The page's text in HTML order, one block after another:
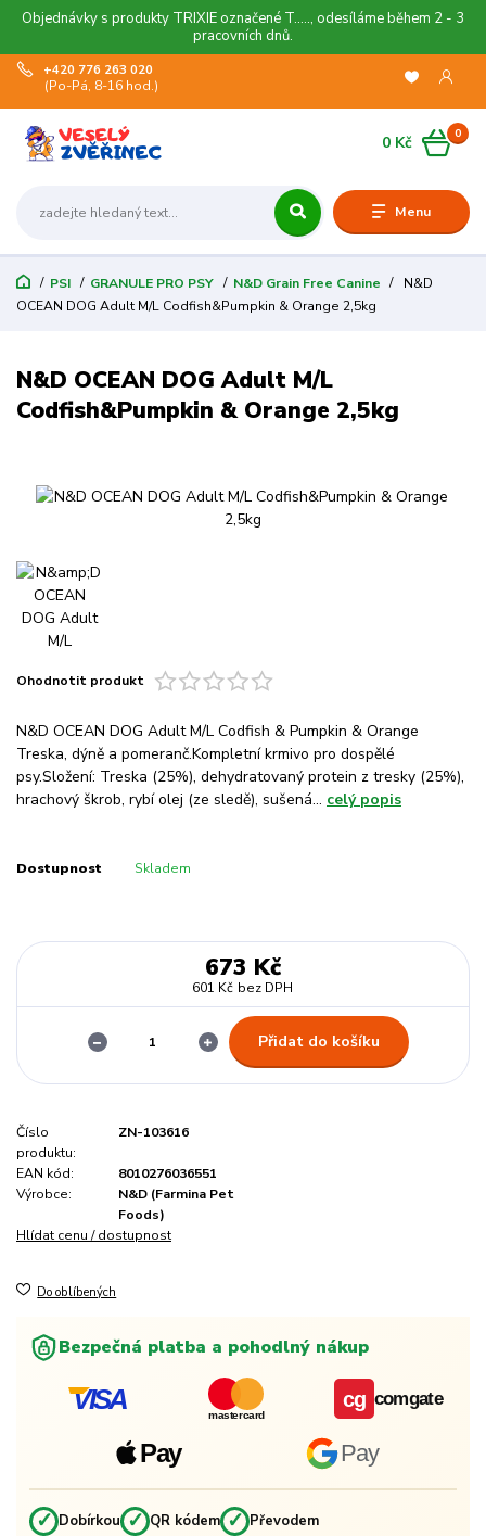
Objednávky s produkty TRIXIE označené T....., odesíláme během 2 - 3
pracovních dnů.
Menu
+420 776 263 020
(Po-Pá, 8-16 hod.)
0
0 Kč
PSI GRANULE PRO PSY N&D Grain Free Canine
N&D
OCEAN DOG Adult M/L Codfish&Pumpkin & Orange 2,5kg
N&D OCEAN DOG Adult M/L
Codfish&Pumpkin & Orange 2,5kg
Ohodnotit produkt
N&D OCEAN DOG Adult M/L Codfish & Pumpkin & Orange
Treska, dýně a pomeranč.Kompletní krmivo pro dospělé
psy.Složení: Treska (25%), dehydratovaný protein z tresky (25%),
hrachový škrob, rybí olej (ze sledě), sušená... celý popis
Dostupnost Skladem
673 Kč
601 Kč bez DPH
Přidat do košíku
Číslo
produktu:
ZN-103616
EAN kód:
8010276036551
Výrobce:
N&D (Farmina Pet
Foods)
Hlídat cenu / dostupnost
Do oblíbených
Bezpečná platba a pohodlný nákup
VISA mastercard
Pay Pay
cg comgate
✓ Dobírkou ✓ QR kódem ✓ Převodem